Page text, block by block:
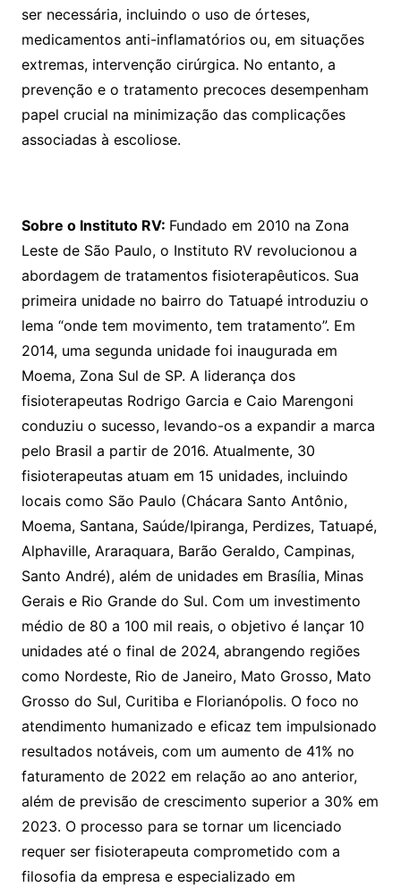
ser necessária, incluindo o uso de órteses,
medicamentos anti-inflamatórios ou, em situações
extremas, intervenção cirúrgica. No entanto, a
prevenção e o tratamento precoces desempenham
papel crucial na minimização das complicações
associadas à escoliose.
Sobre o Instituto RV: Fundado em 2010 na Zona
Leste de São Paulo, o Instituto RV revolucionou a
abordagem de tratamentos fisioterapêuticos. Sua
primeira unidade no bairro do Tatuapé introduziu o
lema “onde tem movimento, tem tratamento”. Em
2014, uma segunda unidade foi inaugurada em
Moema, Zona Sul de SP. A liderança dos
fisioterapeutas Rodrigo Garcia e Caio Marengoni
conduziu o sucesso, levando-os a expandir a marca
pelo Brasil a partir de 2016. Atualmente, 30
fisioterapeutas atuam em 15 unidades, incluindo
locais como São Paulo (Chácara Santo Antônio,
Moema, Santana, Saúde/Ipiranga, Perdizes, Tatuapé,
Alphaville, Araraquara, Barão Geraldo, Campinas,
Santo André), além de unidades em Brasília, Minas
Gerais e Rio Grande do Sul. Com um investimento
médio de 80 a 100 mil reais, o objetivo é lançar 10
unidades até o final de 2024, abrangendo regiões
como Nordeste, Rio de Janeiro, Mato Grosso, Mato
Grosso do Sul, Curitiba e Florianópolis. O foco no
atendimento humanizado e eficaz tem impulsionado
resultados notáveis, com um aumento de 41% no
faturamento de 2022 em relação ao ano anterior,
além de previsão de crescimento superior a 30% em
2023. O processo para se tornar um licenciado
requer ser fisioterapeuta comprometido com a
filosofia da empresa e especializado em